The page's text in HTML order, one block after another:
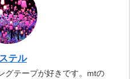
テル
グテープが好きです。mtの